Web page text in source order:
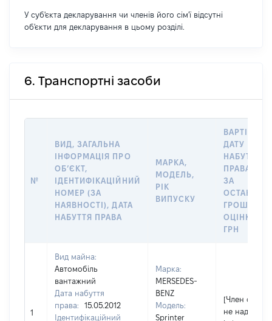
У суб'єкта декларування чи членів його сім'ї відсутні
об'єкти для декларування в цьому розділі.
6. Транспортні засоби
№
ВИД, ЗАГАЛЬНА
ІНФОРМАЦІЯ ПРО
ОБʼЄКТ,
ІДЕНТИФІКАЦІЙНИЙ
НОМЕР (ЗА
НАЯВНОСТІ), ДАТА
НАБУТТЯ ПРАВА
МАРКА,
МОДЕЛЬ,
РІК
ВИПУСКУ
ВАРТІСТЬ
ДАТУ
НАБУТТЯ
ПРАВА АБО
ЗА
ОЦІНКОЮ,
ГРН
1
Вид майна:
Автомобіль
вантажний
Дата набуття
права:
15.05.2012
Ідентифікаційний
Марка:
MERSEDES-
BENZ
Модель:
Sprinter
[Член сім'ї
не надав